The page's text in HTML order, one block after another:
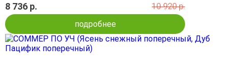
8 736 р.
10 920 р.
подробнее